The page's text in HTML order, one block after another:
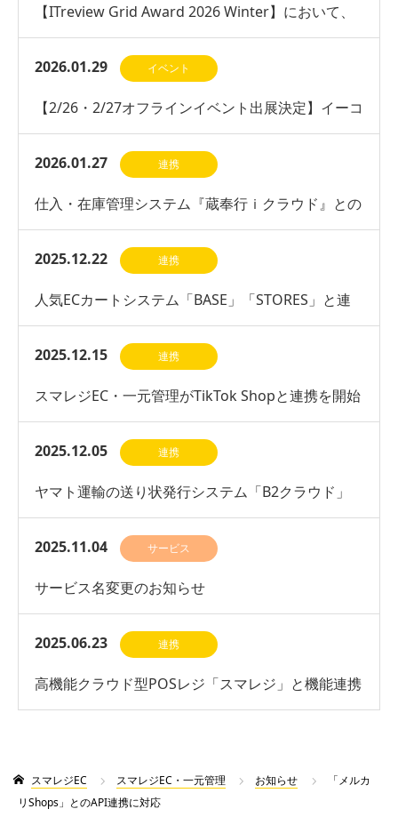
【ITreview Grid Award 2026 Winter】において、
ネットショップ管理部門で…
2026.01.29 イベント
【2/26・2/27オフラインイベント出展決定】イーコ
マースフェア 東京 2026に出展いたします
2026.01.27 連携
仕入・在庫管理システム『蔵奉行ｉクラウド』との
連携を開始
2025.12.22 連携
人気ECカートシステム「BASE」「STORES」と連
携開始
2025.12.15 連携
スマレジEC・一元管理がTikTok Shopと連携を開始
2025.12.05 連携
ヤマト運輸の送り状発行システム「B2クラウド」
との連携を開始
2025.11.04 サービス
サービス名変更のお知らせ
2025.06.23 連携
高機能クラウド型POSレジ「スマレジ」と機能連携
スマレジEC スマレジEC・一元管理 お知らせ
「メルカ
リShops」とのAPI連携に対応